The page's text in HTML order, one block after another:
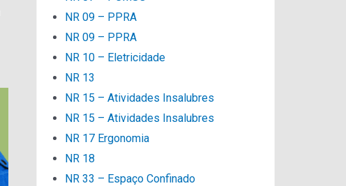
NR 09 – PPRA
NR 09 – PPRA
NR 10 – Eletricidade
NR 13
NR 15 – Atividades Insalubres
NR 15 – Atividades Insalubres
NR 17 Ergonomia
NR 18
NR 33 – Espaço Confinado